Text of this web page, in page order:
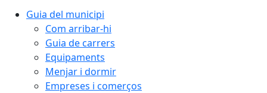
Guia del municipi
Com arribar-hi
Guia de carrers
Equipaments
Menjar i dormir
Empreses i comerços